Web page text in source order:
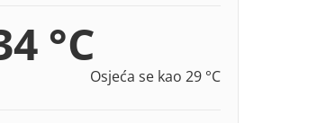
°C
Osjeća se kao 29 °C